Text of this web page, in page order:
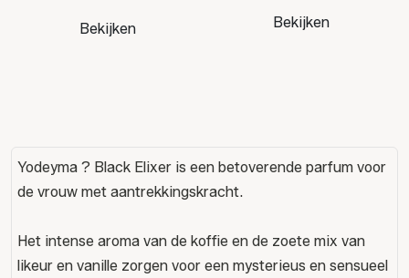
Bekijken Bekijken
Yodeyma ? Black Elixer is een betoverende parfum voor
de vrouw met aantrekkingskracht.
Het intense aroma van de koffie en de zoete mix van
likeur en vanille zorgen voor een mysterieus en sensueel